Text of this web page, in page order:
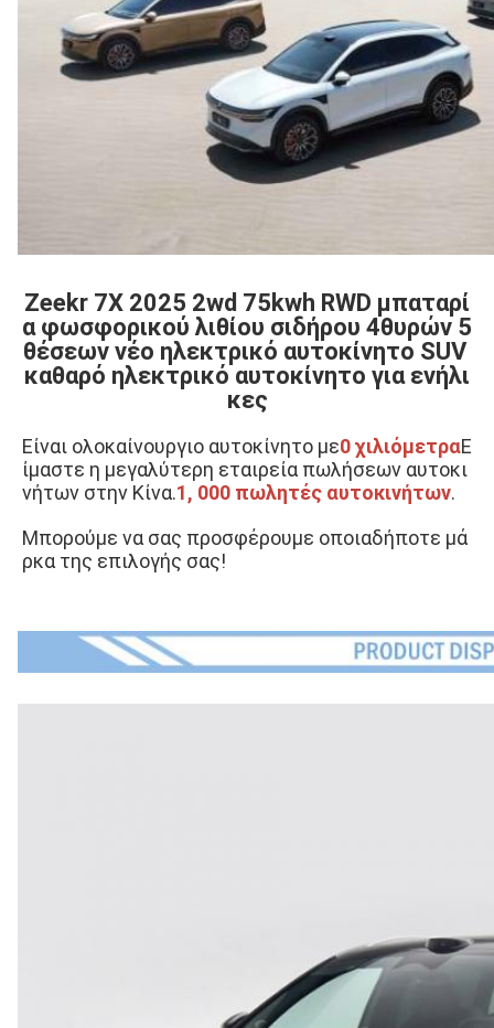
Zeekr 7X 2025 2wd 75kwh RWD μπαταρί
α φωσφορικού λιθίου σιδήρου 4θυρών 5
θέσεων νέο ηλεκτρικό αυτοκίνητο SUV
καθαρό ηλεκτρικό αυτοκίνητο για ενήλι
κες
Είναι ολοκαίνουργιο αυτοκίνητο με0 χιλιόμετραΕ
ίμαστε η μεγαλύτερη εταιρεία πωλήσεων αυτοκι
νήτων στην Κίνα.1, 000 πωλητές αυτοκινήτων.
Μπορούμε να σας προσφέρουμε οποιαδήποτε μά
ρκα της επιλογής σας!